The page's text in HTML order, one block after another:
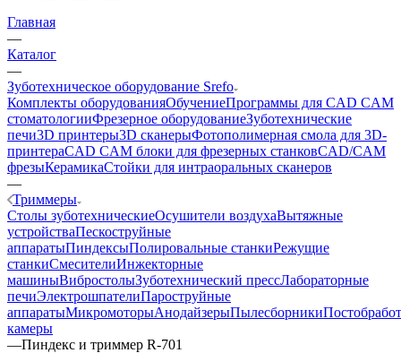
Главная
—
Каталог
—
Зуботехническое оборудование Srefo
Комплекты оборудованияОбучениеПрограммы для CAD CAM
стоматологииФрезерное оборудованиеЗуботехнические
печи3D принтеры3D сканерыФотополимерная смола для 3D-
принтераCAD CAM блоки для фрезерных станковCAD/CAM
фрезыКерамикаСтойки для интраоральных сканеров
—
Триммеры
Столы зуботехническиеОсушители воздухаВытяжные
устройстваПескоструйные
аппаратыПиндексыПолировальные станкиРежущие
станкиСмесителиИнжекторные
машиныВибростолыЗуботехнический прессЛабораторные
печиЭлектрошпателиПароструйные
аппаратыМикромоторыАнодайзерыПылесборники
камеры
—Пиндекс и триммер R-701